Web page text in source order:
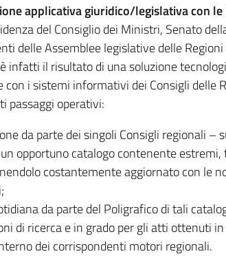
applicativa giuridico/legislativa con le
del Consiglio dei Ministri, Senato
delle Assemblee legislative delle
infatti il risultato di una soluzione
i sistemi informativi dei Consigli delle
passaggi operativi:
da parte dei singoli Consigli regionali
opportuno catalogo contenente
costantemente aggiornato con le
da parte del Poligrafico di tali
di ricerca e in grado per gli atti ottenuti
dei corrispondenti motori regionali.